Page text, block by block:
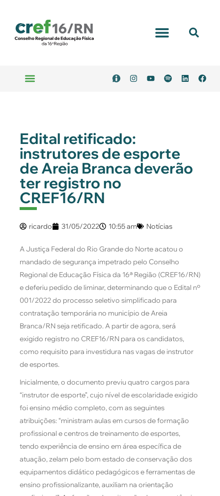
Edital retificado:
instrutores de esporte
de Areia Branca deverão
ter registro no
CREF16/RN
ricardo 31/05/2022 10:55 am Notícias
A Justiça Federal do Rio Grande do Norte acatou o
mandado de segurança impetrado pelo Conselho
Regional de Educação Física da 16ª Região (CREF16/RN)
e deferiu pedido de liminar, determinando que o Edital nº
001/2022 do processo seletivo simplificado para
contratação temporária no município de Areia
Branca/RN seja retificado. A partir de agora, será
exigido registro no CREF16/RN para os candidatos,
como requisito para investidura nas vagas de instrutor
de esportes.
Inicialmente, o documento previu quatro cargos para
“instrutor de esporte”, cujo nível de escolaridade exigido
foi ensino médio completo, com as seguintes
atribuições: “ministram aulas em cursos de formação
profissional e centros de treinamento de esportes,
tendo experiência de ensino em área específica de
atuação, zelam pelo bom estado de conservação dos
equipamentos didático pedagógicos e ferramentas de
ensino profissionalizante, auxiliam na orientação